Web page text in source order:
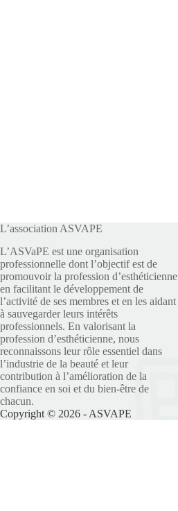
L’association ASVAPE
L’ASVaPE est une organisation
professionnelle dont l’objectif est de
promouvoir la profession d’esthéticienne
en facilitant le développement de
l’activité de ses membres et en les aidant
à sauvegarder leurs intérêts
professionnels. En valorisant la
profession d’esthéticienne, nous
reconnaissons leur rôle essentiel dans
l’industrie de la beauté et leur
contribution à l’amélioration de la
confiance en soi et du bien-être de
chacun.
Copyright © 2026 - ASVAPE